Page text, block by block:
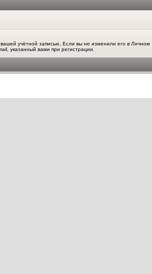
учётной записью. Если вы не изменили его в Личном
указанный вами при регистрации.